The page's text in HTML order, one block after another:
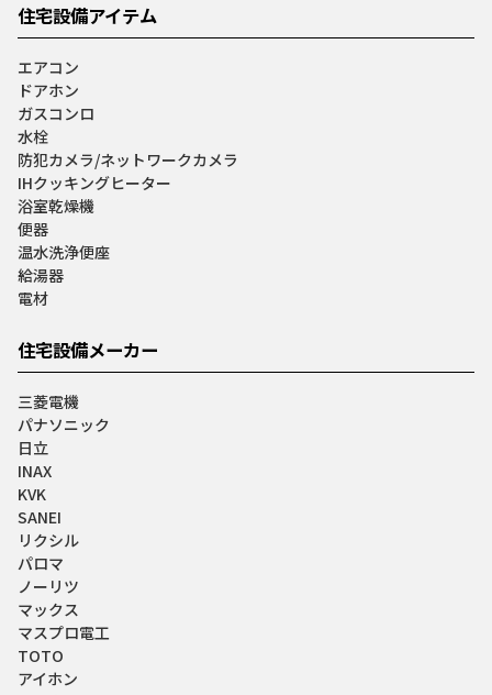
住宅設備アイテム
エアコン
ドアホン
ガスコンロ
水栓
防犯カメラ/ネットワークカメラ
IHクッキングヒーター
浴室乾燥機
便器
温水洗浄便座
給湯器
電材
住宅設備メーカー
三菱電機
パナソニック
日立
INAX
KVK
SANEI
リクシル
パロマ
ノーリツ
マックス
マスプロ電工
TOTO
アイホン